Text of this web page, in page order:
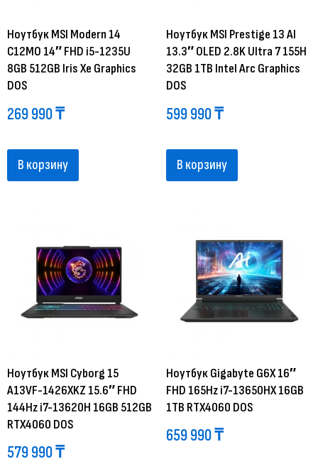
Ноутбук MSI Modern 14
C12MO 14″ FHD i5-1235U
8GB 512GB Iris Xe Graphics
DOS
269 990₸
В корзину
Ноутбук MSI Prestige 13 AI
13.3″ OLED 2.8K Ultra 7 155H
32GB 1TB Intel Arc Graphics
DOS
599 990₸
В корзину
Ноутбук MSI Cyborg 15
A13VF-1426XKZ 15.6″ FHD
144Hz i7-13620H 16GB 512GB
RTX4060 DOS
579 990₸
Ноутбук Gigabyte G6X 16″
FHD 165Hz i7-13650HX 16GB
1TB RTX4060 DOS
659 990₸